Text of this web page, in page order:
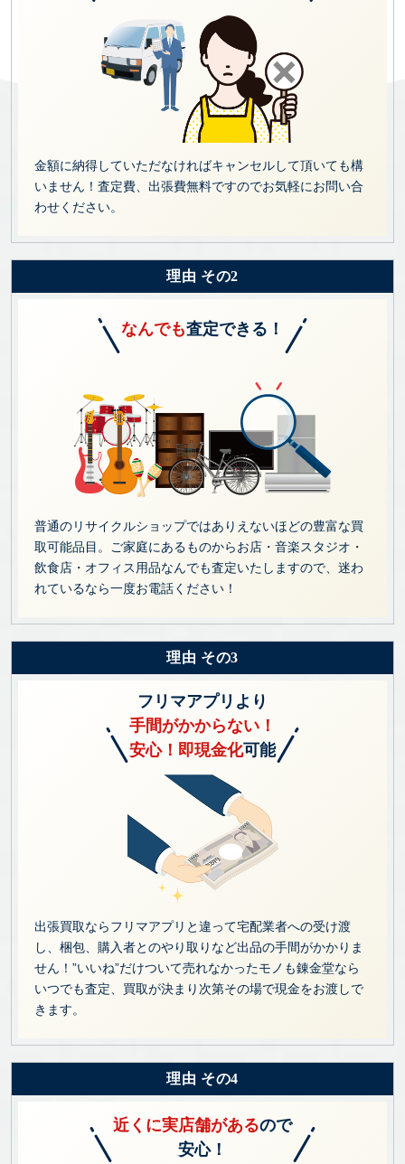
金額に納得していただなければキャンセルして頂いても構
いません！査定費、出張費無料ですのでお気軽にお問い合
わせください。
理由 その2
なんでも査定できる！
普通のリサイクルショップではありえないほどの豊富な買
取可能品目。ご家庭にあるものからお店・音楽スタジオ・
飲食店・オフィス用品なんでも査定いたしますので、迷わ
れているなら一度お電話ください！
理由 その3
フリマアプリより
手間がかからない！
安心！即現金化可能
出張買取ならフリマアプリと違って宅配業者への受け渡
し、梱包、購入者とのやり取りなど出品の手間がかかりま
せん！”いいね”だけついて売れなかったモノも錬金堂なら
いつでも査定、買取が決まり次第その場で現金をお渡しで
きます。
理由 その4
近くに実店舗があるので
安心！